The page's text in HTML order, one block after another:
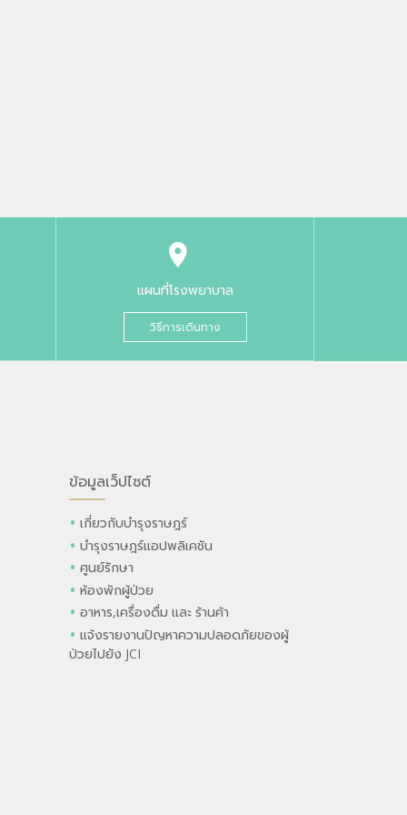
แผนที่โรงพยาบาล
วิธีการเดินทาง
ข้อมูลเว็ปไซต์
เกี่ยวกับบำรุงราษฎร์
บำรุงราษฎร์แอปพลิเคชัน
ศูนย์รักษา
ห้องพักผู้ป่วย
อาหาร,เครื่องดื่ม และ ร้านค้า
แจ้งรายงานปัญหาความปลอดภัยของผู้
ป่วยไปยัง JCI